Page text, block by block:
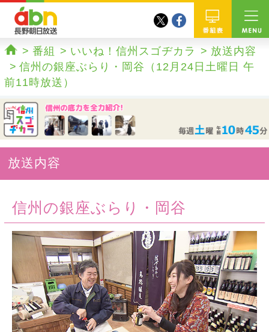
番組
twitterfacebook
ホーム
番組 いいね！信州スゴヂカラ
放送内容
信州の銀座ぶらり・岡谷（12月24日土曜日 午
前11時放送）
放送内容
信州の銀座ぶらり・岡谷